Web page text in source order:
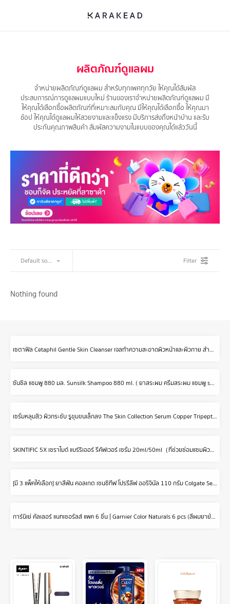
ผลิตภัณฑ์ดูแลผม
จำหน่ายผลิตภัณฑ์ดูแลผม สำหรับทุกเพศทุกวัย ให้คุณได้สัมผัส
ประสบการณ์การดูแลผมแบบใหม่ ร้านของเราจำหน่ายผลิตภัณฑ์ดูแลผม มี
ให้คุณได้เลือกซื้อผลิตภัณฑ์ที่เหมาะสมกับคุณ มีให้คุณได้เลือกซื้อ ให้คุณมา
ช้อป ให้คุณได้ดูแลผมให้สวยงามและแข็งแรง มีบริการส่งถึงหน้าบ้าน และรับ
ประกันคุณภาพสินค้า สัมผัสความงามในแบบของคุณได้แล้ววันนี้
Filter
Nothing found
เซตาฟิล Cetaphil Gentle Skin Cleanser เจลทำความสะอาดผิวหน้าและผิวกาย สำหรับผิวบอบบาง แพ้ง่าย และทุกสภาพผิว 1 Litre.
ซันซิล แชมพู 880 มล. Sunsilk Shampoo 880 ml. ( ยาสระผม ครีมสระผม แชมพู shampoo ) ของแท้
เซรั่มหลุมสิว ผิวกระชับ รูขุมขนเล็กลง The Skin Collection Serum Copper Tripeptide 3% ขนาด 30 ml
SKINTIFIC 5X เซราไมด์ แบร์ริเออร์ รีคัฟเวอร์ เซรั่ม 20ml/50ml（ที่ช่วยซ่อมแซมผิวที่ถูกทำลายอย่างล้ำลึก）
[มี 3 แพ็คให้เลือก] ยาสีฟัน คอลเกต เซนซิทีฟ โปรรีลีฟ ออริจินัล 110 กรัม Colgate Sensitive Pro Relief Original Toothpaste 110g
การ์นิเย่ คัลเลอร์ แนทเชอรัลส์ แพค 6 ชิ้น | Garnier Color Naturals 6 pcs (สีผมยาย้อมผมGarnier Hair Color)